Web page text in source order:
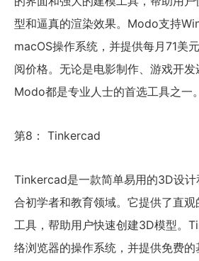
型和逼真的渲染效果。Modo支持
macOS操作系统，并提供每月71美
阅价格。无论是电影制作、游戏开发
Modo都是专业人士的首选工具之一。
第8： Tinkercad
Tinkercad是一款简单易用的3D设
合初学者和教育领域。它提供了直
工具，帮助用户快速创建3D模型。
络浏览器的操作系统，并提供免费